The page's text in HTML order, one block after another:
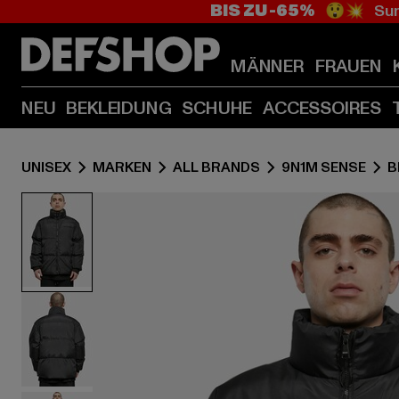
BIS ZU -65% 😲💥
MÄNNER FRAUEN
NEU BEKLEIDUNG SCHUHE ACCESSOIRES
UNISEX MARKEN ALL BRANDS 9N1M SENSE